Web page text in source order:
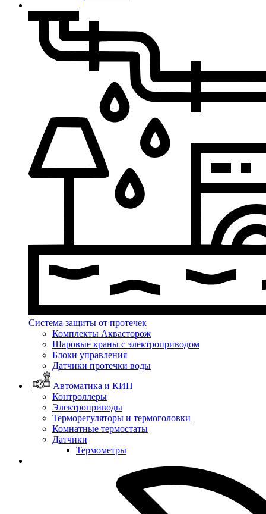
Система защиты от протечек
Комплекты Аквасторож
Шаровые краны с электроприводом
Блоки управления
Датчики протечки воды
Автоматика и КИП
Контроллеры
Электроприводы
Терморегуляторы и термоголовки
Комнатные термостаты
Датчики
Термометры